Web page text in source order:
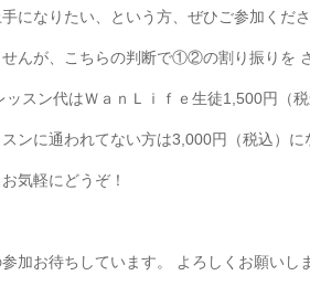
になりたい、という方、ぜひご参加くだ
んが、こちらの判断で①②の割り振りを
ッスン代はＷａｎＬｉｆｅ生徒1,500円（税
スンに通われてない方は3,000円（税込）に
気軽にどうぞ！
加お待ちしています。 よろしくお願いし